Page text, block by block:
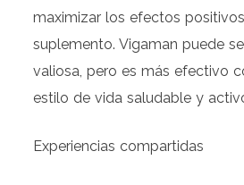
maximizar los efectos
suplemento. Vigaman puede
valiosa, pero es más efectivo
estilo de vida saludable y
Experiencias compartidas